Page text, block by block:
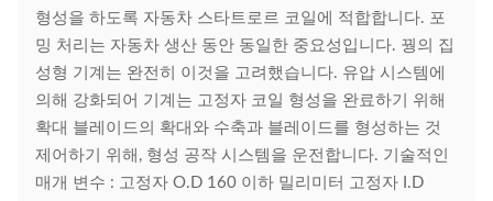
형성을 하도록 자동차 스타트로르 코일에 적합합니다. 포
밍 처리는 자동차 생산 동안 동일한 중요성입니다. 꿩의 집
성형 기계는 완전히 이것을 고려했습니다. 유압 시스템에
의해 강화되어 기계는 고정자 코일 형성을 완료하기 위해
확대 블레이드의 확대와 수축과 블레이드를 형성하는 것
제어하기 위해, 형성 공작 시스템을 운전합니다. 기술적인
매개 변수 : 고정자 O.D 160 이하 밀리미터 고정자 I.D